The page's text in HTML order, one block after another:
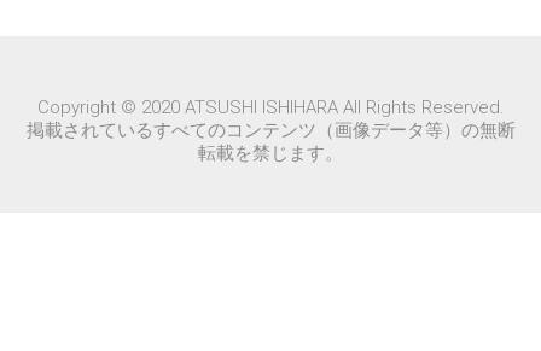
Copyright © 2020 ATSUSHI ISHIHARA All Rights Reserved.
掲載されているすべてのコンテンツ（画像データ等）の無断
転載を禁じます。